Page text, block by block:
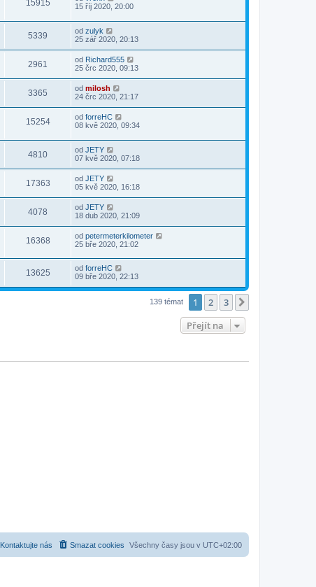
15915
15 říj 2020, 20:00
5339 od zulyk
25 zář 2020, 20:13
2961 od Richard555
25 črc 2020, 09:13
3365 od milosh
24 črc 2020, 21:17
15254 od forreHC
08 kvě 2020, 09:34
4810 od JETY
07 kvě 2020, 07:18
17363 od JETY
05 kvě 2020, 16:18
4078 od JETY
18 dub 2020, 21:09
16368 od petermeterkilometer
25 bře 2020, 21:02
13625 od forreHC
09 bře 2020, 22:13
139 témat 1 2 3
Přejít na
Všechny časy jsou v UTC+02:00
Smazat cookies
Kontaktujte nás